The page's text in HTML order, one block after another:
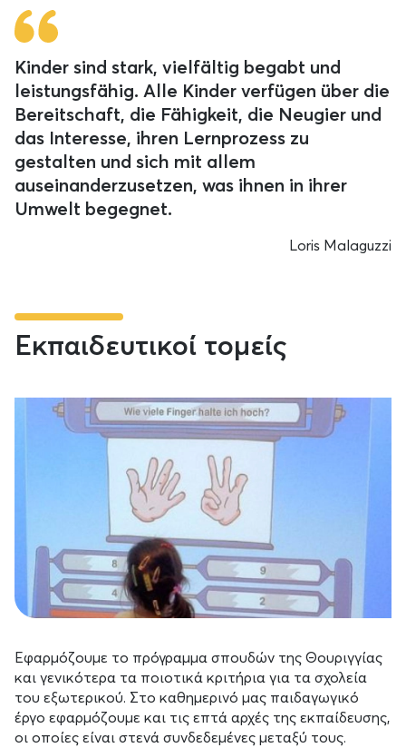
Kinder sind stark, vielfältig begabt und
leistungsfähig. Alle Kinder verfügen über die
Bereitschaft, die Fähigkeit, die Neugier und
das Interesse, ihren Lernprozess zu
gestalten und sich mit allem
auseinanderzusetzen, was ihnen in ihrer
Umwelt begegnet.
Loris Malaguzzi
Εκπαιδευτικοί τομείς
Εφαρμόζουμε το πρόγραμμα σπουδών της Θουριγγίας
και γενικότερα τα ποιοτικά κριτήρια για τα σχολεία
του εξωτερικού. Στο καθημερινό μας παιδαγωγικό
έργο εφαρμόζουμε και τις επτά αρχές της εκπαίδευσης,
οι οποίες είναι στενά συνδεδεμένες μεταξύ τους.